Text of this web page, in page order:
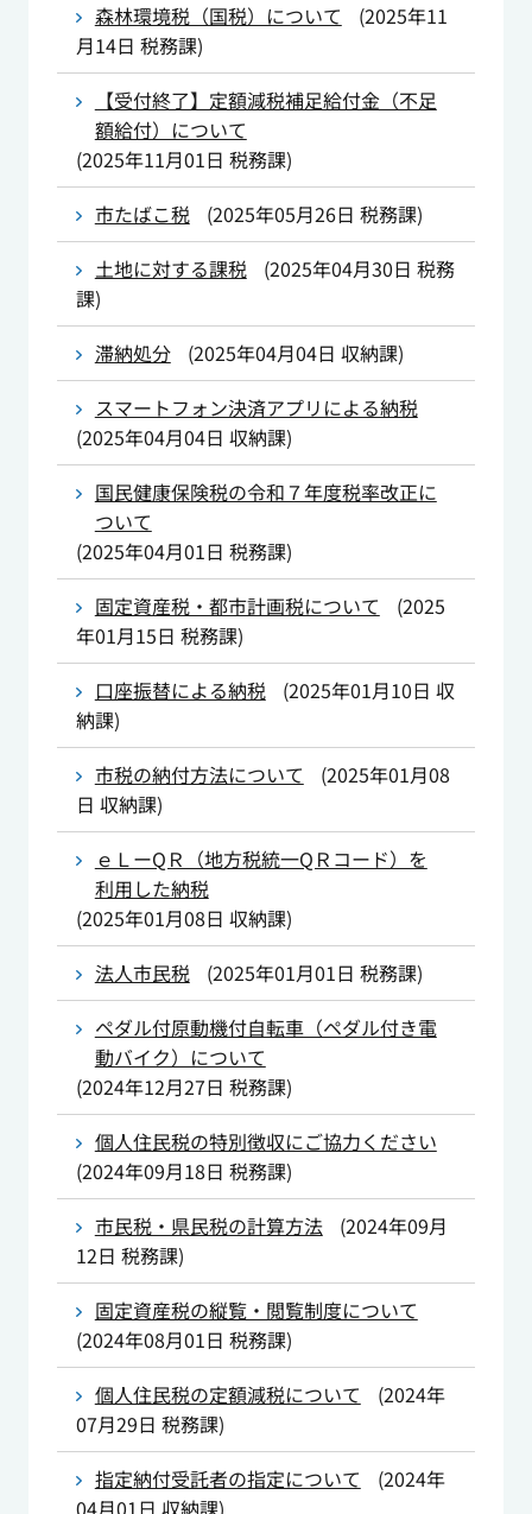
森林環境税（国税）について
(2025年11
月14日 税務課)
【受付終了】定額減税補足給付金（不足
額給付）について
(2025年11月01日 税務課)
市たばこ税
(2025年05月26日 税務課)
土地に対する課税
(2025年04月30日 税務
課)
滞納処分
(2025年04月04日 収納課)
スマートフォン決済アプリによる納税
(2025年04月04日 収納課)
国民健康保険税の令和７年度税率改正に
ついて
(2025年04月01日 税務課)
固定資産税・都市計画税について
(2025
年01月15日 税務課)
口座振替による納税
(2025年01月10日 収
納課)
市税の納付方法について
(2025年01月08
日 収納課)
ｅＬーQＲ（地方税統一QＲコード）を
利用した納税
(2025年01月08日 収納課)
法人市民税
(2025年01月01日 税務課)
ペダル付原動機付自転車（ペダル付き電
動バイク）について
(2024年12月27日 税務課)
個人住民税の特別徴収にご協力ください
(2024年09月18日 税務課)
市民税・県民税の計算方法
(2024年09月
12日 税務課)
固定資産税の縦覧・閲覧制度について
(2024年08月01日 税務課)
個人住民税の定額減税について
(2024年
07月29日 税務課)
指定納付受託者の指定について
(2024年